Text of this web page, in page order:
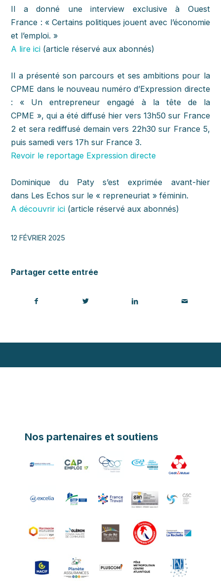
Il a donné une interview exclusive à Ouest
France : « Certains politiques jouent avec l’économie
et l’emploi. »
A lire ici (article réservé aux abonnés)
Il a présenté son parcours et ses ambitions pour la
CPME dans le nouveau numéro d’Expression directe
: « Un entrepreneur engagé à la tête de la
CPME », qui a été diffusé hier vers 13h50 sur France
2 et sera rediffusé demain vers 22h30 sur France 5,
puis samedi vers 17h sur France 3.
Revoir le reportage Expression directe
Dominique du Patys’est exprimée avant-hier
dans Les Echos sur le « repreneuriat » féminin.
A découvrir ici (article réservé aux abonnés)
12 FÉVRIER 2025
Partager cette entrée
Nos partenaires et soutiens